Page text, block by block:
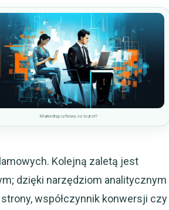
Marketing cyfrowy co to jest?
Kolejną zaletą jest
dzięki narzędziom analitycznym
współczynnik konwersji czy